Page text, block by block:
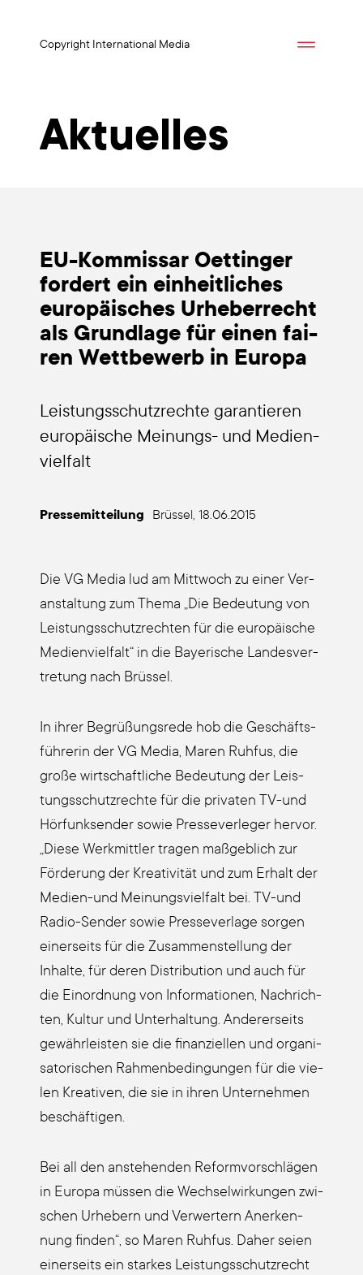
Copyright International Media
Aktuelles
EU-Kom­­mis­­sar Oet­tin­ger
for­dert ein ein­heit­li­ches
euro­päi­sches Urhe­ber­recht
als Grund­la­ge für einen fai­
ren Wett­be­werb in Euro­pa
Leis­tungs­schutz­rech­te garan­tie­ren
europäische Mei­nungs- und Medi­en­
viel­falt
Pres­se­mit­tei­lung Brüs­sel, 18.06.2015
Die VG Media lud am Mitt­woch zu einer Ver­
an­stal­tung zum The­ma „Die Bedeu­tung von
Leis­tungs­schutz­rech­ten für die euro­päi­sche
Medi­en­viel­falt“ in die Baye­ri­sche Lan­des­ver­
tre­tung nach Brüs­sel.
In ihrer Begrü­ßungs­re­de hob die Geschäfts­
füh­re­rin der VG Media, Maren Ruh­fus, die
gro­ße wirt­schaft­li­che Bedeu­tung der Leis­
tungs­schutz­rech­te für die pri­va­ten TV-und
Hör­funk­sen­der sowie Pres­se­ver­le­ger her­vor.
„Die­se Werk­mitt­ler tra­gen maß­geb­lich zur
För­de­rung der Krea­ti­vi­tät und zum Erhalt der
Medi­en-und Mei­nungs­viel­falt bei. TV-und
Radio-Sen­der sowie Pres­se­ver­la­ge sor­gen
einer­seits für die Zusam­men­stel­lung der
Inhal­te, für deren Dis­tri­bu­ti­on und auch für
die Ein­ord­nung von Infor­ma­tio­nen, Nach­rich­
ten, Kul­tur und Unter­hal­tung. Ande­rer­seits
gewähr­leis­ten sie die finan­zi­el­len und orga­ni­
sa­to­ri­schen Rah­men­be­din­gun­gen für die vie­
len Krea­ti­ven, die sie in ihren Unter­neh­men
beschäf­ti­gen.
Bei all den anste­hen­den Reform­vor­schlä­gen
in Euro­pa müs­sen die Wech­sel­wir­kun­gen zwi­
schen Urhe­bern und Ver­wer­tern Aner­ken­
nung fin­den“, so Maren Ruh­fus. Daher sei­en
einer­seits ein star­kes Leis­tungs­schutz­recht